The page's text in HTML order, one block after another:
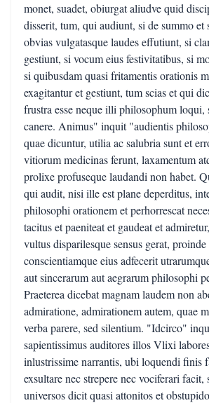
monet, suadet, obiurgat aliudve quid
disserit, tum, qui audiunt, si de summo et
obvias vulgatasque laudes effutiunt, si
gestiunt, si vocum eius festivitatibus, si
si quibusdam quasi fritamentis orationis
exagitantur et gestiunt, tum scias et qui
frustra esse neque illi philosophum loqui,
canere. Animus" inquit "audientis
quae dicuntur, utilia ac salubria sunt et
vitiorum medicinas ferunt, laxamentum
prolixe profuseque laudandi non habet.
qui audit, nisi ille est plane deperditus,
philosophi orationem et perhorrescat
tacitus et paeniteat et gaudeat et
vultus disparilesque sensus gerat,
conscientiamque eius adfecerit
aut sincerarum aut aegrarum philosophi
Praeterea dicebat magnam laudem non
admiratione, admirationem autem, quae
verba parere, sed silentium. "Idcirco"
sapientissimus auditores illos Vlixi
inlustrissime narrantis, ubi loquendi finis
exsultare nec strepere nec vociferari facit,
universos dicit quasi attonitos et